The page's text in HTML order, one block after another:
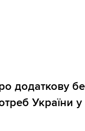
додаткову
України у